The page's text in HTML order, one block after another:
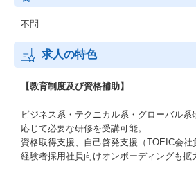
不問
求人の特色
【教育制度及び資格補助】
ビジネス系・テクニカル系・グローバル系
応じて必要な研修を受講可能。
資格取得支援、自己啓発支援（TOEIC会社
経験者採用社員向けオンボーディングも拡